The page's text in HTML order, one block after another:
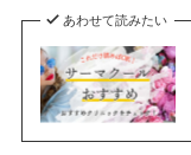
あわせて読みたい